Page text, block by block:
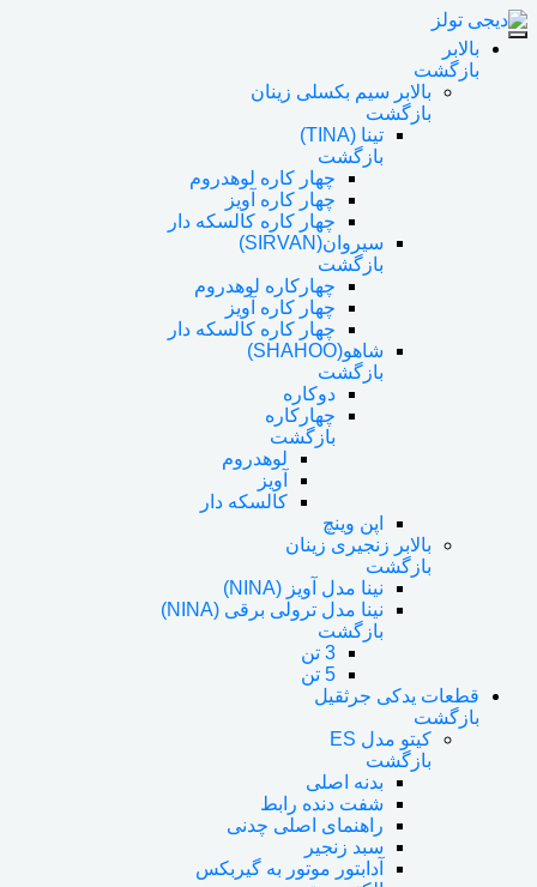
بالابر
بازگشت
بالابر سیم بکسلی زینان
بازگشت
تینا (TINA)
بازگشت
چهار کاره لوهدروم
چهار کاره آویز
چهار کاره کالسکه دار
سیروان(SIRVAN)
بازگشت
چهارکاره لوهدروم
چهار کاره آویز
چهار کاره کالسکه دار
شاهو(SHAHOO)
بازگشت
دوکاره
چهارکاره
بازگشت
لوهدروم
آویز
کالسکه دار
اپن وینچ
بالابر زنجیری زینان
بازگشت
نینا مدل آویز (NINA)
نینا مدل ترولی برقی (NINA)
بازگشت
3 تن
5 تن
قطعات یدکی جرثقیل
بازگشت
کیتو مدل ES
بازگشت
بدنه اصلی
شفت دنده رابط
راهنمای اصلی چدنی
سبد زنجیر
آدابتور موتور به گیربکس